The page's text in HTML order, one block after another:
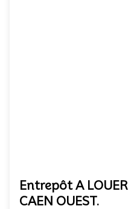
Entrepôt A
CAEN OUEST.